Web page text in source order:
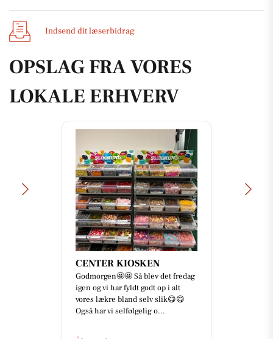
Indsend dit læserbidrag
OPSLAG FRA VORES
LOKALE ERHVERV
CENTER KIOSKEN
Godmorgen🤩🤩 Så blev det fredag
igen og vi har fyldt godt op i alt
vores lækre bland selv slik😋😋
Også har vi selfølgelig o...